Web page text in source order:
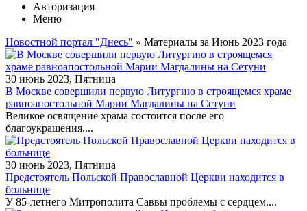
Авторизация
Меню
Новостной портал "Днесь" » Материалы за Июнь 2023 года
30 июнь 2023, Пятница
В Москве совершили первую Литургию в строящемся храме
равноапостольной Марии Магдалины на Сетуни
Великое освящение храма состоится после его
благоукрашения....
30 июнь 2023, Пятница
Предстоятель Польской Православной Церкви находится в
больнице
У 85-летнего Митрополита Саввы проблемы с сердцем....